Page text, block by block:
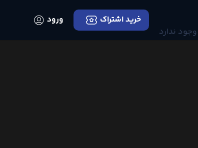
وجود ندارد
خرید اشتراک ورود